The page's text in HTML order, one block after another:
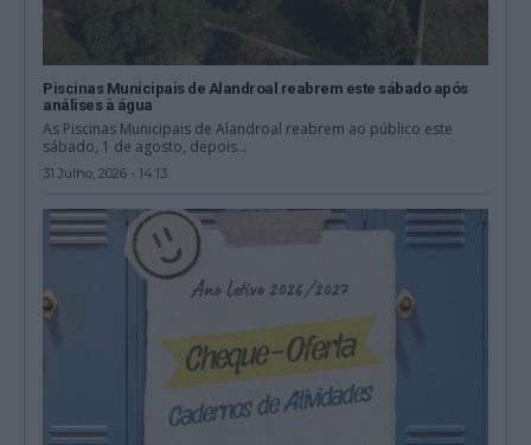
Piscinas Municipais de Alandroal reabrem este sábado após
análises à água
As Piscinas Municipais de Alandroal reabrem ao público este
sábado, 1 de agosto, depois...
31 Julho, 2026 - 14:13